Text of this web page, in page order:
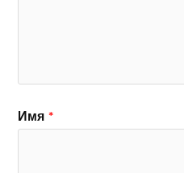
Имя *